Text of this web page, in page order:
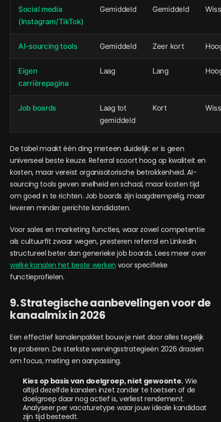
Social media
(Instagram/TikTok)
Gemiddeld Gemiddeld
AI-sourcing tools Gemiddeld Zeer kort
Eigen
carrièrepagina
Laag Lang
Job boards
Laag tot
gemiddeld
Kort
De tabel maakt één ding meteen duidelijk: er is geen
universeel beste keuze. Referral scoort hoog op kwaliteit en
kosten, maar vereist organisatorische betrokkenheid. AI-
sourcing tools geven snelheid en schaal, maar kosten tijd
om goed in te richten. Job boards zijn laagdrempelig, maar
leveren minder gerichte kandidaten.
Voor sales en marketing functies, waar zowel competentie
als cultuurfit zwaar wegen, presteren referral en LinkedIn
structureel beter dan generieke job boards. Lees meer over
welke kanalen het beste werken voor specifieke
functieprofielen.
9. Strategische aanbevelingen voor de
kanaalmix in 2026
Een effectief kanalenpakket bouw je niet door alles tegelijk
te proberen. De sterkste wervingsstrategieën 2026 draaien
om focus, meting en aanpassing.
Kies op basis van doelgroep, niet gewoonte. Wie
altijd dezelfde kanalen inzet zonder te toetsen of de
doelgroep daar nog actief is, verliest rendement.
Analyseer per vacaturetype waar jouw ideale kandidaat
zijn tijd besteedt.